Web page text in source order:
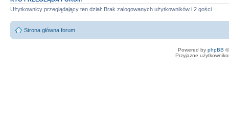
Użytkownicy przeglądający ten dział: Brak zalogowanych użytkowników i 2 gości
Strona główna forum
Powered by phpBB
Przyjazne